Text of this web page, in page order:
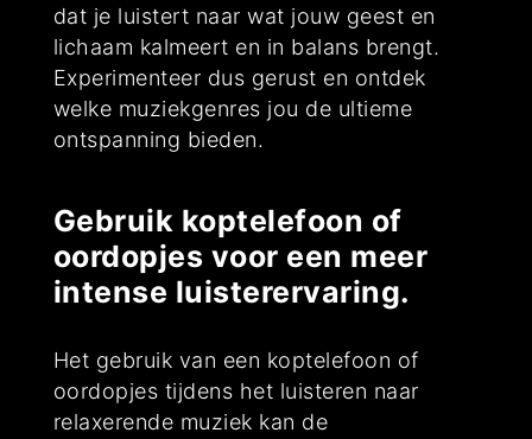
dat je luistert naar wat jouw geest en
lichaam kalmeert en in balans brengt.
Experimenteer dus gerust en ontdek
welke muziekgenres jou de ultieme
ontspanning bieden.
Gebruik koptelefoon of
oordopjes voor een meer
intense luisterervaring.
Het gebruik van een koptelefoon of
oordopjes tijdens het luisteren naar
relaxerende muziek kan de